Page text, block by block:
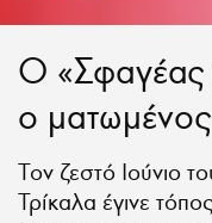
Ο «Σφαγέας
ο
Τον ζεστό Ιούνιο
Τρίκαλα έγινε